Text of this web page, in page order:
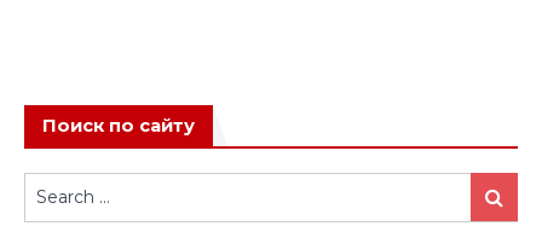
Поиск по сайту
Search
for:
Search